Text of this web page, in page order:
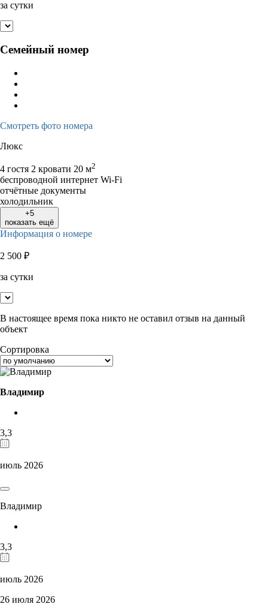
за сутки
Семейный номер
Смотреть фото номера
Люкс
4 гостя 2 кровати 20 м2
беспроводной интернет Wi-Fi
отчётные документы
холодильник
+5
показать ещё
Информация о номере
2 500 ₽
за сутки
В настоящее время пока никто не оставил отзыв на данный
объект
Сортировка
Владимир
3,3
июль 2026
Владимир
3,3
июль 2026
26 июля 2026